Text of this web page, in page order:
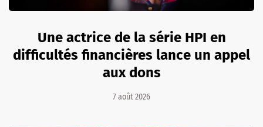
Une actrice de la série HPI en
difficultés financières lance un appel
aux dons
7 août 2026